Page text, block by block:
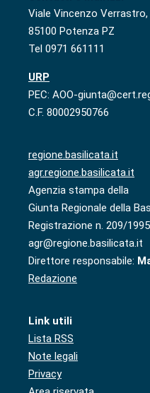
Viale Vincenzo Verrastro,
85100 Potenza PZ
Tel 0971 661111
URP
PEC: AOO-
C.F. 80002950766
regione.basilicata.it
agr.regione.basilicata.it
Agenzia stampa della
Giunta Regionale della
Registrazione n. 209/
agr@regione.basilicata.it
Direttore responsabile:
Redazione
Link utili
Lista RSS
Note legali
Privacy